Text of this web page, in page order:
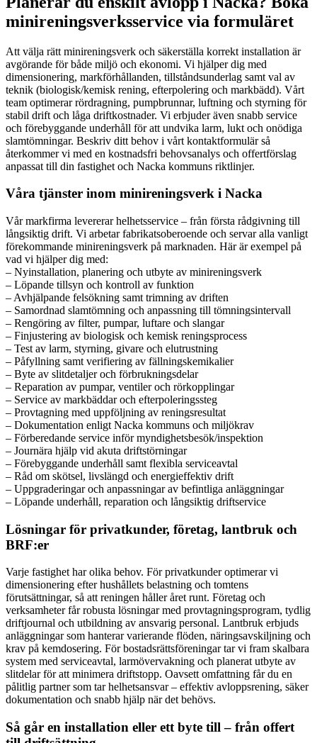
minireningsverksservice via formuläret
Att välja rätt minireningsverk och säkerställa korrekt installation är
avgörande för både miljö och ekonomi. Vi hjälper dig med
dimensionering, markförhållanden, tillståndsunderlag samt val av
teknik (biologisk/kemisk rening, efterpolering och markbädd). Vårt
team optimerar rördragning, pumpbrunnar, luftning och styrning för
stabil drift och låga driftkostnader. Vi erbjuder även snabb service
och förebyggande underhåll för att undvika larm, lukt och onödiga
slamtömningar. Beskriv ditt behov i vårt kontaktformulär så
återkommer vi med en kostnadsfri behovsanalys och offertförslag
anpassat till din fastighet och Nacka kommuns riktlinjer.
Våra tjänster inom minireningsverk i Nacka
Vår markfirma levererar helhetsservice – från första rådgivning till
långsiktig drift. Vi arbetar fabrikatsoberoende och servar alla vanligt
förekommande minireningsverk på marknaden. Här är exempel på
vad vi hjälper dig med:
– Nyinstallation, planering och utbyte av minireningsverk
– Löpande tillsyn och kontroll av funktion
– Avhjälpande felsökning samt trimning av driften
– Samordnad slamtömning och anpassning till tömningsintervall
– Rengöring av filter, pumpar, luftare och slangar
– Finjustering av biologisk och kemisk reningsprocess
– Test av larm, styrning, givare och elutrustning
– Påfyllning samt verifiering av fällningskemikalier
– Byte av slitdetaljer och förbrukningsdelar
– Reparation av pumpar, ventiler och rörkopplingar
– Service av markbäddar och efterpoleringssteg
– Provtagning med uppföljning av reningsresultat
– Dokumentation enligt Nacka kommuns och miljökrav
– Förberedande service inför myndighetsbesök/inspektion
– Journära hjälp vid akuta driftstörningar
– Förebyggande underhåll samt flexibla serviceavtal
– Råd om skötsel, livslängd och energieffektiv drift
– Uppgraderingar och anpassningar av befintliga anläggningar
– Löpande underhåll, reparation och långsiktig driftservice
Lösningar för privatkunder, företag, lantbruk och
BRF:er
Varje fastighet har olika behov. För privatkunder optimerar vi
dimensionering efter hushållets belastning och tomtens
förutsättningar, så att reningen håller året runt. Företag och
verksamheter får robusta lösningar med provtagningsprogram, tydlig
driftjournal och utbildning av ansvarig personal. Lantbruk erbjuds
anläggningar som hanterar varierande flöden, näringsavskiljning och
krav på kemdosering. För bostadsrättsföreningar tar vi fram skalbara
system med serviceavtal, larmövervakning och planerat utbyte av
slitdelar för att minimera driftstopp. Oavsett omfattning får du en
pålitlig partner som tar helhetsansvar – effektiv avloppsrening, säker
dokumentation och snabb hjälp när det behövs.
Så går en installation eller ett byte till – från offert